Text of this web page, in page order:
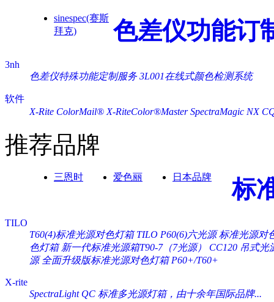
sinespec(赛斯
拜克)
色差仪功能订
3nh
色差仪特殊功能定制服务 3L001在线式颜色检测系统
软件
X-Rite ColorMail® X-RiteColor®Master SpectraMagic NX
推荐品牌
三恩时 爱色丽 日本品牌 标
TILO
T60(4)标准光源对色灯箱 TILO P60(6)六光源 标准光源对
色灯箱 新一代标准光源箱T90-7（7光源）
CC120 吊式
源 全面升级版标准光源对色灯箱 P60+/T60+
X-rite
SpectraLight QC 标准多光源灯箱，由十余年国际品牌...